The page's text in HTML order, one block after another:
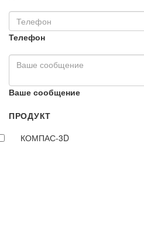
Телефон
Ваше сообщение
ПРОДУКТ
КОМПАС-3D